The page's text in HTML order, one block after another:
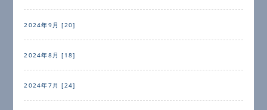
2024年9月 [20]
2024年8月 [18]
2024年7月 [24]